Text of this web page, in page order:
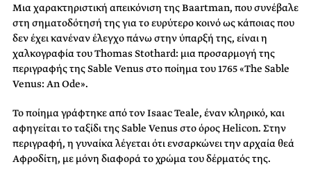
Μια χαρακτηριστική απεικόνιση της Baartman, που συνέβαλε
στη σηματοδότησή της για το ευρύτερο κοινό ως κάποιας που
δεν έχει κανέναν έλεγχο πάνω στην ύπαρξή της, είναι η
χαλκογραφία του Thomas Stothard: μια προσαρμογή της
περιγραφής της Sable Venus στο ποίημα του 1765 «Τhe Sable
Venus: An Ode».
Το ποίημα γράφτηκε από τον Isaac Teale, έναν κληρικό, και
αφηγείται το ταξίδι της Sable Venus στο όρος Helicon. Στην
περιγραφή, η γυναίκα λέγεται ότι ενσαρκώνει την αρχαία θεά
Αφροδίτη, με μόνη διαφορά το χρώμα του δέρματός της.